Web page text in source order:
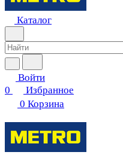
Каталог
Войти
0
Избранное
0 Корзина